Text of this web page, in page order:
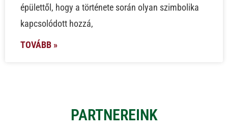
épülettől, hogy a története során olyan szimbolika
kapcsolódott hozzá,
TOVÁBB »
PARTNEREINK